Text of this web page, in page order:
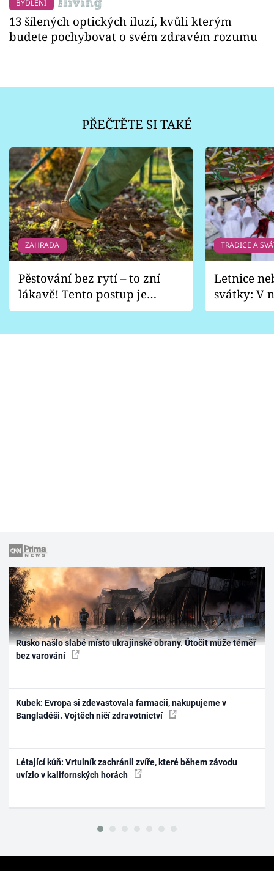
BYDLENÍ
13 šílených optických iluzí, kvůli kterým
budete pochybovat o svém zdravém rozumu
PŘEČTĚTE SI TAKÉ
ZAHRADA
Pěstování bez rytí – to zní
lákavě! Tento postup je
vhodný jen pro některé
TRADICE A
Letnice
svátky: V
pondělí
Rusko našlo slabé místo ukrajinské obrany. Útočit může téměř
bez varování
Kubek: Evropa si zdevastovala farmacii, nakupujeme v
Bangladéši. Vojtěch ničí zdravotnictví
Létající kůň: Vrtulník zachránil zvíře, které během závodu
uvízlo v kalifornských horách